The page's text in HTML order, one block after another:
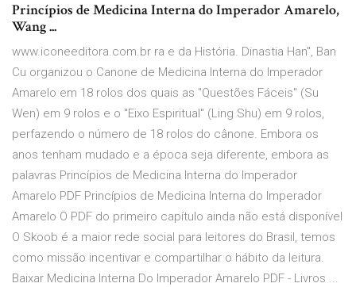
Princípios de Medicina Interna do Imperador Amarelo,
Wang ...
www.iconeeditora.com.br ra e da História. Dinastia Han", Ban
Cu organizou o Canone de Medicina Interna do Imperador
Amarelo em 18 rolos dos quais as "Questões Fáceis" (Su
Wen) em 9 rolos e o "Eixo Espiritual" (Ling Shu) em 9 rolos,
perfazendo o número de 18 rolos do cânone. Embora os
anos tenham mudado e a época seja diferente, embora as
palavras Princípios de Medicina Interna do Imperador
Amarelo PDF Princípios de Medicina Interna do Imperador
Amarelo O PDF do primeiro capítulo ainda não está disponível
O Skoob é a maior rede social para leitores do Brasil, temos
como missão incentivar e compartilhar o hábito da leitura.
Baixar Medicina Interna Do Imperador Amarelo PDF - Livros ...